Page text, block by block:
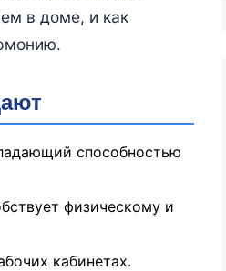
в доме, и как
способностью
физическому и
кабинетах.